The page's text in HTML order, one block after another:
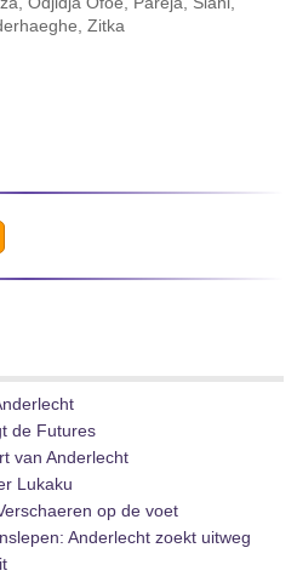
Zitka
de Futures
van Anderlecht
Lukaku
op de voet
Anderlecht zoekt uitweg